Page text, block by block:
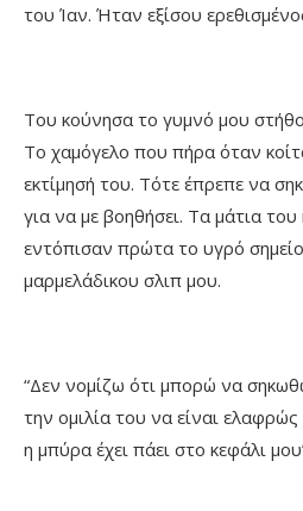
του Ίαν. Ήταν εξίσου
Του κούνησα το γυμνό μου
Το χαμόγελο που πήρα όταν
εκτίμησή του. Τότε έπρεπε να
για να με βοηθήσει. Τα μάτια
εντόπισαν πρώτα το υγρό
μαρμελάδικου σλιπ μου.
“Δεν νομίζω ότι μπορώ να
την ομιλία του να είναι
η μπύρα έχει πάει στο κεφάλι